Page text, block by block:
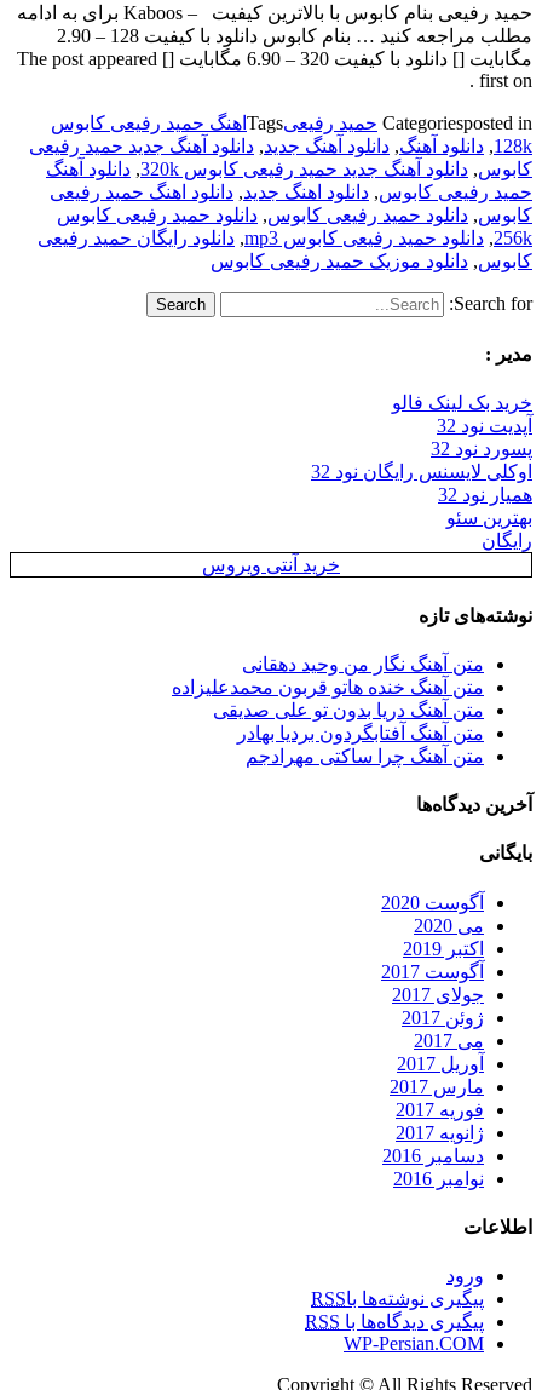
حمید رفیعی بنام کابوس با بالاترین کیفیت – Kaboos برای به ادامه
مطلب مراجعه کنید … بنام کابوس دانلود با کیفیت 128 – 2.90
مگابایت [] دانلود با کیفیت 320 – 6.90 مگابایت [] The post appeared
first on .
Categoriesposted in حمید رفیعیTags اهنگ حمید رفیعی کابوس
128k
, دانلود آهنگ, دانلود آهنگ جدید, دانلود آهنگ جدید حمید رفیعی
کابوس, دانلود آهنگ جدید حمید رفیعی کابوس 320k , دانلود آهنگ
حمید رفیعی کابوس, دانلود اهنگ جدید, دانلود اهنگ حمید رفیعی
کابوس, دانلود حمید رفیعی کابوس, دانلود حمید رفیعی کابوس
256k
, دانلود حمید رفیعی کابوس mp3 , دانلود رایگان حمید رفیعی
کابوس, دانلود موزیک حمید رفیعی کابوس
Search for:
مدیر :
خرید بک لینک فالو
آپدیت نود 32
پسورد نود 32
اوکلی لایسنس رایگان نود 32
همیار نود 32
بهترین سئو
رایگان
خرید آنتی ویروس
نوشته‌های تازه
متن آهنگ نگار من وحید دهقانی
متن آهنگ خنده هاتو قربون محمدعلیزاده
متن آهنگ دریا بدون تو علی صدیقی
متن آهنگ آفتابگردون بردیا بهادر
متن آهنگ چرا ساکتی مهرادجم
آخرین دیدگاه‌ها
بایگانی
آگوست 2020
می 2020
اکتبر 2019
آگوست 2017
جولای 2017
ژوئن 2017
می 2017
آوریل 2017
مارس 2017
فوریه 2017
ژانویه 2017
دسامبر 2016
نوامبر 2016
اطلاعات
ورود
پیگیری نوشته‌ها باRSS
پیگیری دیدگاه‌ها با RSS
WP-Persian.COM
Copyright © All Rights Reserved